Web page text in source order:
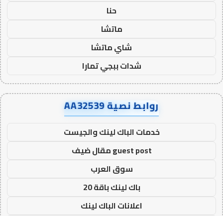
حنا
ماتشا
شاي ماتشا
شدات ببجي تمارا
روابط نصية AA32539
خدمات الباك لينك والجيست
guest post مقال ضيف
سوق العرب
باك لينك باقة 20
اعلانات الباك لينك